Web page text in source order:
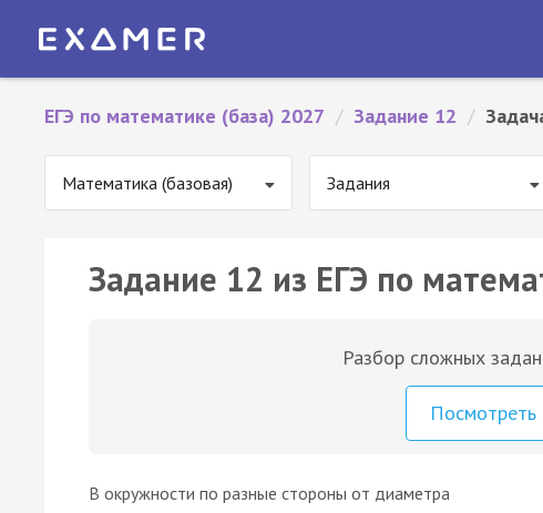
ЕГЭ по математике (база) 2027 / Задание 12 /
Математика (базовая) Задания
Задание 12 из ЕГЭ по
Разбор сложных
Посмотреть
В окружности по разные стороны от диаметра